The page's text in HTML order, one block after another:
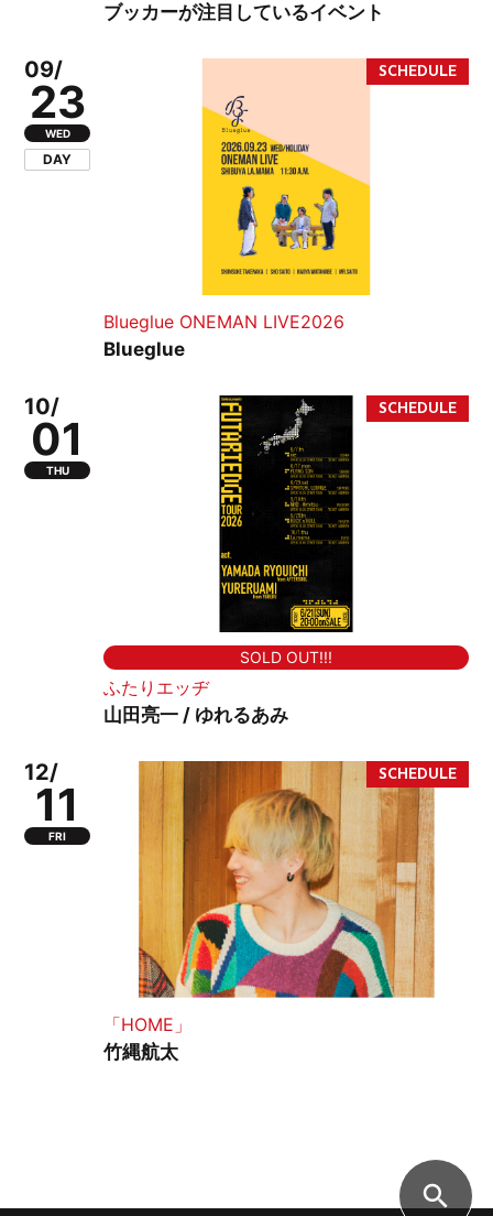
ブッカーが注目しているイベント
09/
23
WED
DAY
Blueglue ONEMAN LIVE2026
Blueglue
10/
01
THU
SOLD OUT!!!
ふたりエッヂ
山田亮一 / ゆれるあみ
12/
11
FRI
「HOME」
竹縄航太
search